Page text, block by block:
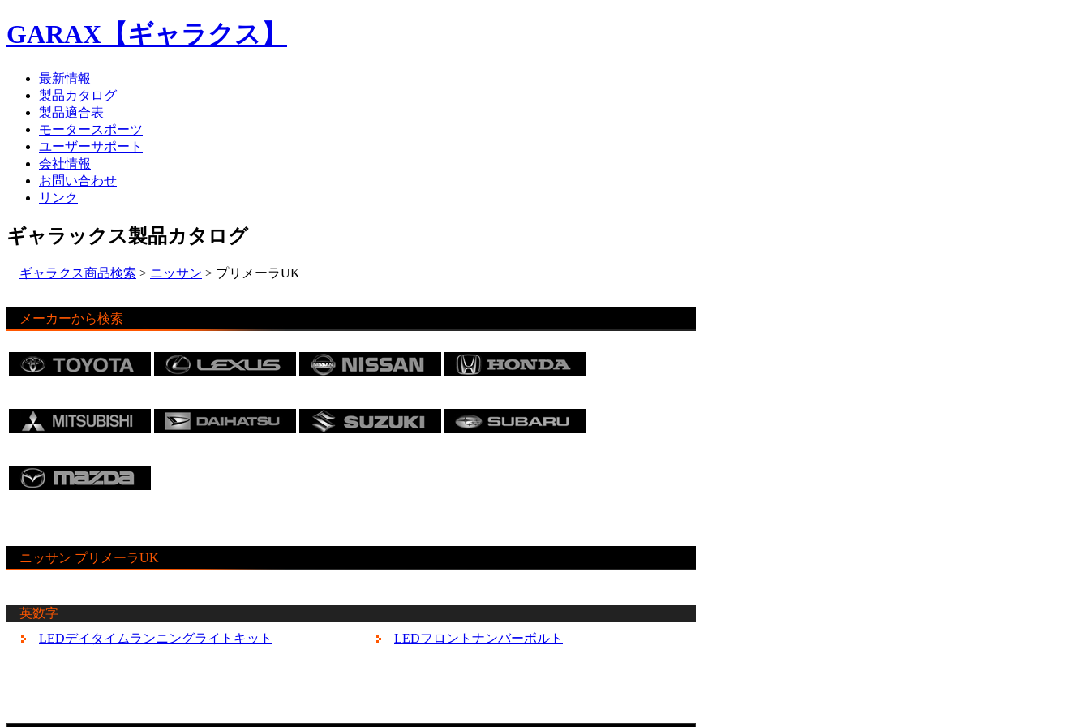
GARAX【ギャラクス】
最新情報
製品カタログ
製品適合表
モータースポーツ
ユーザーサポート
会社情報
お問い合わせ
リンク
ギャラックス製品カタログ
ギャラクス商品検索 > ニッサン > プリメーラUK
メーカーから検索
ニッサン プリメーラUK
英数字
LEDデイタイムランニングライトキット
LEDフロントナンバーボルト